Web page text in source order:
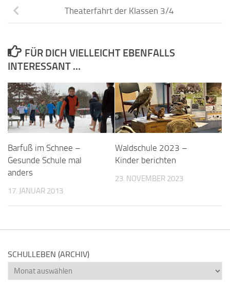
Theaterfahrt der Klassen 3/4
FÜR DICH VIELLEICHT EBENFALLS
INTERESSANT …
Barfuß im Schnee –
Gesunde Schule mal
anders
17. JANUAR 2013
Waldschule 2023 –
Kinder berichten
23. NOVEMBER 2023
SCHULLEBEN (ARCHIV)
Schulleben
(Archiv)